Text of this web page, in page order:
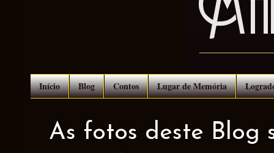
Início Blog Contos Lugar de Memória
As fotos deste Blog